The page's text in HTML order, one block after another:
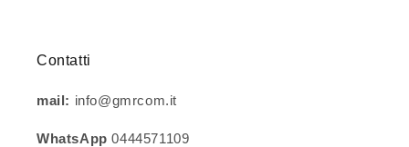
Contatti
mail: info@gmrcom.it
WhatsApp0444571109